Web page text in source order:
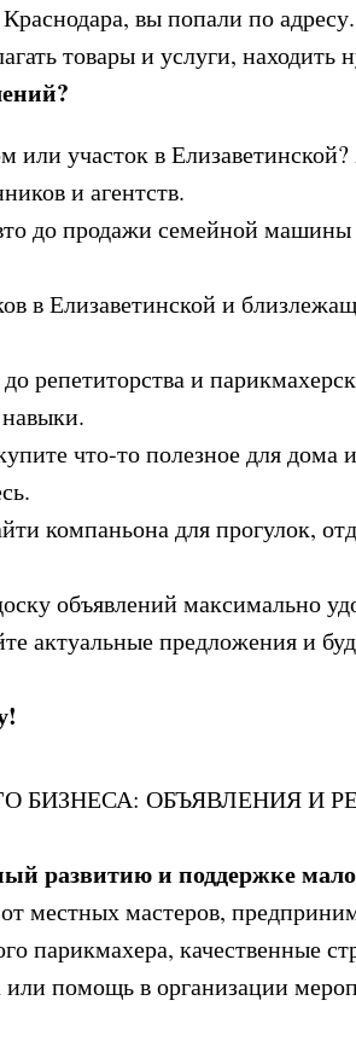
вы попали по
товары и услуги,
или участок в
и агентств.
до продажи семейной
в Елизаветинской и
репетиторства и
что-то полезное для
компаньона для прогулок,
объявлений максимально
актуальные предложения и
БИЗНЕСА: ОБЪЯВЛЕНИЯ И
развитию и поддержке
местных мастеров,
парикмахера, качественные
помощь в организации